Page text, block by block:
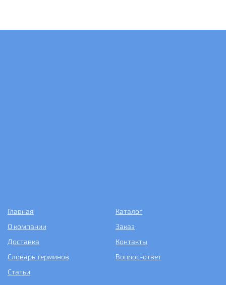
Главная
Каталог
О компании
Заказ
Доставка
Контакты
Словарь терминов
Вопрос-ответ
Статьи